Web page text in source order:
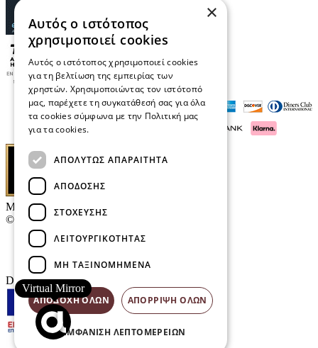
Μαρκάκης Οπτικά
© 2026
Επικοινωνία
E-Volution Awards
Designed & developed by
Virtual Mirror
×
Αυτός ο ιστότοπος
χρησιμοποιεί cookies
Αυτός ο ιστότοπος χρησιμοποιεί cookies
για τη βελτίωση της εμπειρίας των
χρηστών. Χρησιμοποιώντας τον ιστότοπό
μας, παρέχετε τη συγκατάθεσή σας για όλα
τα cookies σύμφωνα με την Πολιτική μας
για τα cookies.
ΑΠΟΛΎΤΩΣ ΑΠΑΡΑΊΤΗΤΑ
ΑΠΌΔΟΣΗΣ
ΣΤΌΧΕΥΣΗΣ
ΛΕΙΤΟΥΡΓΙΚΌΤΗΤΑΣ
ΜΗ ΤΑΞΙΝΟΜΗΜΈΝΑ
ΑΠΟΔΟΧΉ ΌΛΩΝ ΑΠΌΡΡΙΨΗ ΌΛΩΝ
ΕΜΦΆΝΙΣΗ ΛΕΠΤΟΜΕΡΕΙΏΝ